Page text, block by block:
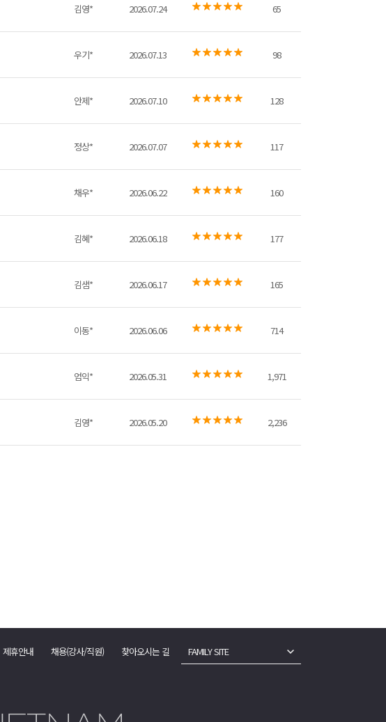
김영* 2026.07.24 65
우기* 2026.07.13 98
안제* 2026.07.10 128
정상* 2026.07.07 117
채우* 2026.06.22 160
김혜* 2026.06.18 177
김샘* 2026.06.17 165
이동* 2026.06.06 714
엄익* 2026.05.31 1,971
김영* 2026.05.20 2,236
제휴안내 채용(강사/직원) 찾아오시는 길 FAMILY SITE